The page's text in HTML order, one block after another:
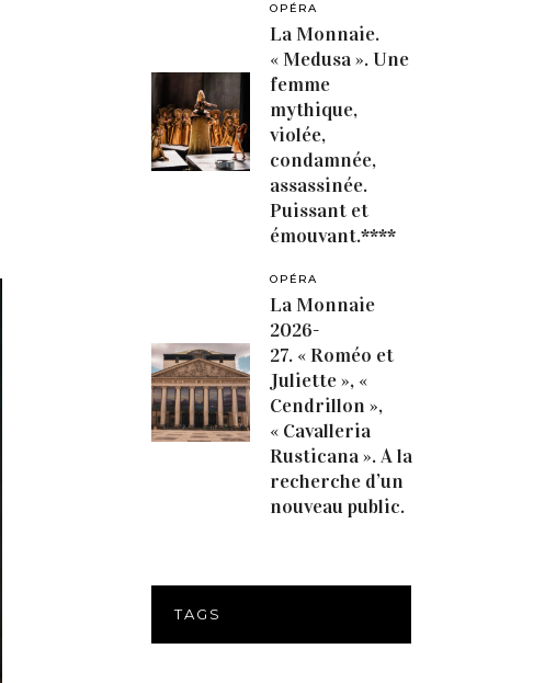
OPÉRA
La Monnaie.
« Medusa ». Une
femme
mythique,
violée,
condamnée,
assassinée.
Puissant et
émouvant.****
OPÉRA
La Monnaie
2026-
27. « Roméo et
Juliette », «
Cendrillon »,
« Cavalleria
Rusticana ». A la
recherche d’un
nouveau public.
TAGS